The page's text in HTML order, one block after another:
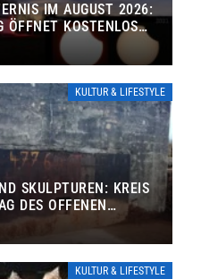
IM AUGUST 2026:
ÖFFNET KOSTENLOS
KULTUR & LIFESTYLE
SKULPTUREN: KREIS
DES OFFENEN
KULTUR & LIFESTYLE